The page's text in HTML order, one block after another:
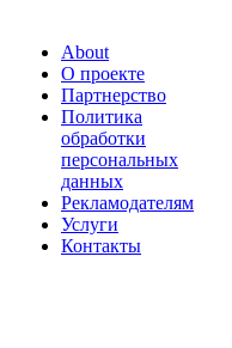
About
О проекте
Партнерство
Политика
обработки
персональных
данных
Рекламодателям
Услуги
Контакты